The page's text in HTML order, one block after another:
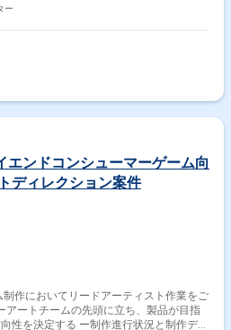
DTPデザイン ーYoutubeやSNS等の更新
ー
エンドコンシューマーゲーム向
ディレクション案件
作においてリードアーティスト作業をご
アートチームの先頭に立ち、製品が目指
性を決定する ー制作進行状況と制作デー